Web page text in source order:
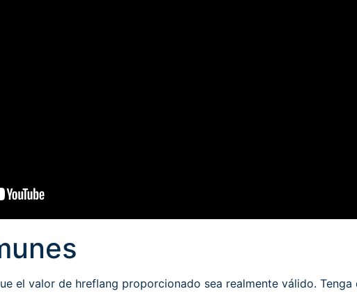
el valor de hreflang proporcionado sea realmente válido.